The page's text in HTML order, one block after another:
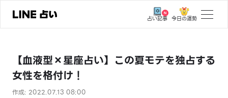
占い記事 今日の運勢
ユーザーの声
相談事例
【血液型×星座占い】この夏モテを独占する
女性を格付け！
作成: 2022.07.13 08:00